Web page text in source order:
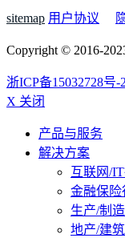
sitemap 用户协议
Copyright © 2016-
浙ICP备15032728号-2
X 关闭
产品与服务
解决方案
互联网/
金融保险
生产/制
地产/建